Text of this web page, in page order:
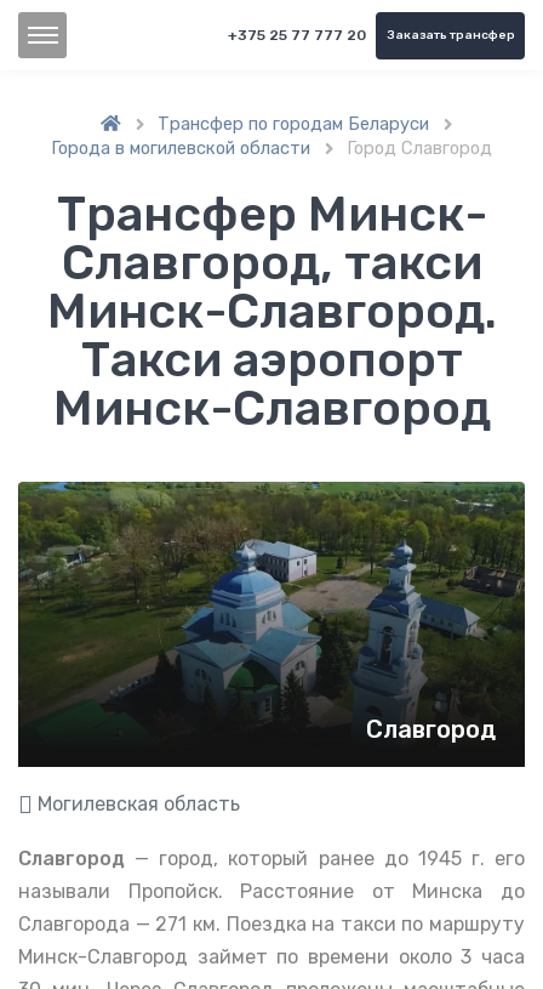
+375 25 77 777 20 Заказать трансфер
 Трансфер по городам Беларуси 
Города в могилевской области  Город Славгород
Трансфер Минск-
Славгород, такси
Минск-Славгород.
Такси аэропорт
Минск-Славгород
Славгород
Могилевская область
Славгород — город, который ранее до 1945 г. его
называли Пропойск. Расстояние от Минска до
Славгорода — 271 км. Поездка на такси по маршруту
Минск-Славгород займет по времени около 3 часа